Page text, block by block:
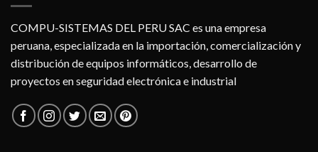
COMPU-SISTEMAS DEL PERU SAC es una empresa
peruana, especializada en la importación, comercialización y
distribución de equipos informáticos, desarrollo de
proyectos en seguridad electrónica e industrial